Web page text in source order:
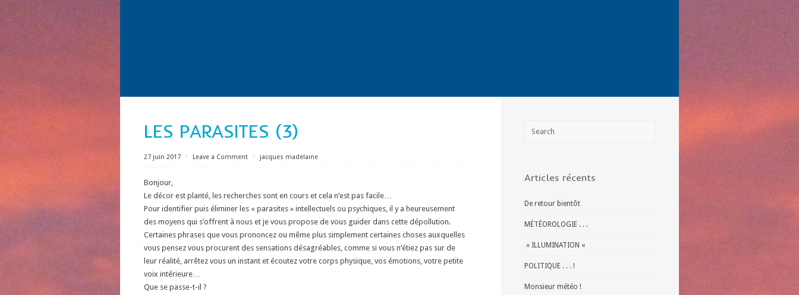
LES PARASITES (3)
27 juin 2017 ⋅ Leave a Comment ⋅ jacques madelaine
Bonjour,
Le décor est planté, les recherches sont en cours et cela n’est pas facile…
Pour identifier puis éliminer les « parasites » intellectuels ou psychiques, il y a heureusement
des moyens qui s’offrent à nous et je vous propose de vous guider dans cette dépollution.
Certaines phrases que vous prononcez ou même plus simplement certaines choses auxquelles
vous pensez vous procurent des sensations désagréables, comme si vous n’étiez pas sur de
leur réalité, arrêtez vous un instant et écoutez votre corps physique, vos émotions, votre petite
voix intérieure…
Que se passe-t-il ?
Articles récents
De retour bientôt
MÉTÉOROLOGIE . . .
» ILLUMINATION «
POLITIQUE . . . !
Monsieur météo !